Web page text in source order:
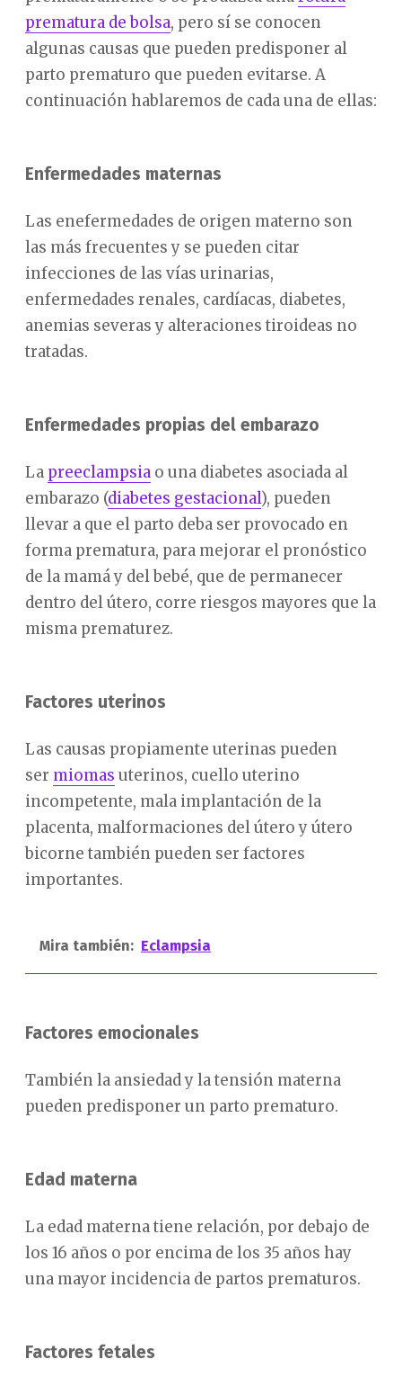
prematura de bolsa, pero sí se conocen
algunas causas que pueden predisponer al
parto prematuro que pueden evitarse. A
continuación hablaremos de cada una de ellas:
Enfermedades maternas
Las enefermedades de origen materno son
las más frecuentes y se pueden citar
infecciones de las vías urinarias,
enfermedades renales, cardíacas, diabetes,
anemias severas y alteraciones tiroideas no
tratadas.
Enfermedades propias del embarazo
La preeclampsiao una diabetes asociada al
embarazo (diabetes gestacional), pueden
llevar a que el parto deba ser provocado en
forma prematura, para mejorar el pronóstico
de la mamá y del bebé, que de permanecer
dentro del útero, corre riesgos mayores que la
misma prematurez.
Factores uterinos
Las causas propiamente uterinas pueden
ser miomas uterinos, cuello uterino
incompetente, mala implantación de la
placenta, malformaciones del útero y útero
bicorne también pueden ser factores
importantes.
Mira también: Eclampsia
Factores emocionales
También la ansiedad y la tensión materna
pueden predisponer un parto prematuro.
Edad materna
La edad materna tiene relación, por debajo de
los 16 años o por encima de los 35 años hay
una mayor incidencia de partos prematuros.
Factores fetales